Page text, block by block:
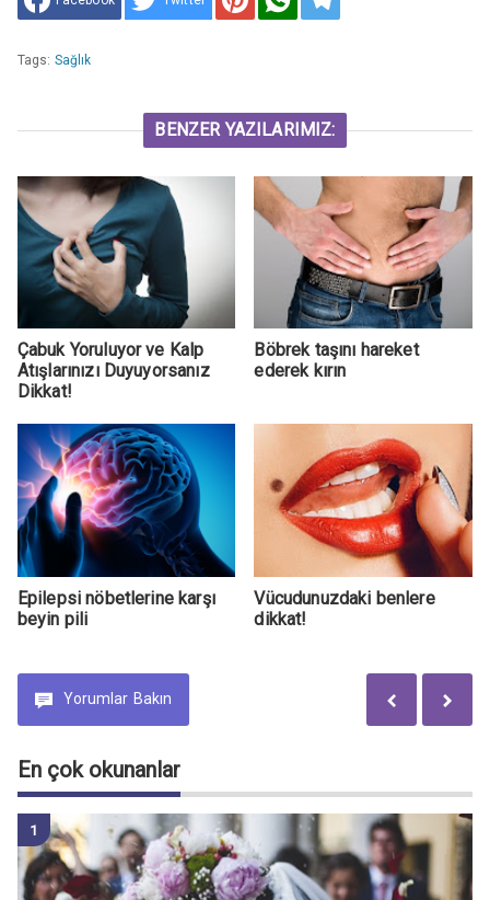
Tags: Sağlık
BENZER YAZILARIMIZ:
Çabuk Yoruluyor ve Kalp
Atışlarınızı Duyuyorsanız
Dikkat!
Böbrek taşını hareket
ederek kırın
Epilepsi nöbetlerine karşı
beyin pili
Vücudunuzdaki benlere
dikkat!
Yorumlar Bakın
En çok okunanlar